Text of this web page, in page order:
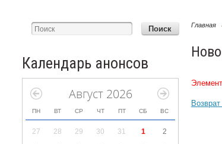
Календарь анонсов
Август 2026
ПН ВТ СР ЧТ ПТ СБ ВС
27 28 29 30 31 1 2
Главная